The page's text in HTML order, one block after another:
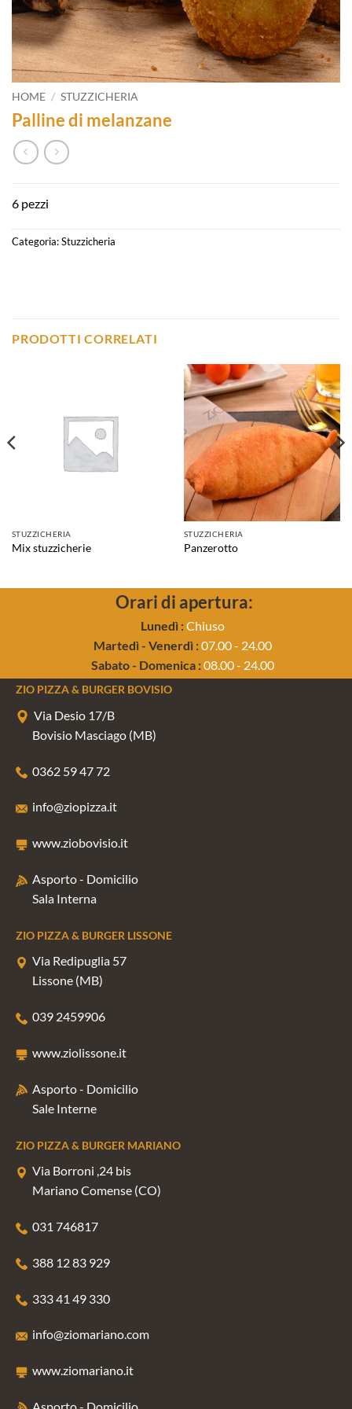
HOME / STUZZICHERIA
Palline di melanzane
6 pezzi
Categoria:Stuzzicheria
PRODOTTI CORRELATI
STUZZICHERIA
Mix stuzzicherie
STUZZICHERIA
Panzerotto
Orari di apertura:
Lunedì :Chiuso
Martedì - Venerdì :07.00 - 24.00
Sabato - Domenica :08.00 - 24.00
ZIO PIZZA & BURGER BOVISIO
Via Desio 17/B
Bovisio Masciago (MB)
0362 59 47 72
info@ziopizza.it
www.ziobovisio.it
Asporto - Domicilio
Sala Interna
ZIO PIZZA & BURGER LISSONE
Via Redipuglia 57
Lissone (MB)
039 2459906
www.ziolissone.it
Asporto - Domicilio
Sale Interne
ZIO PIZZA & BURGER MARIANO
Via Borroni ,24 bis
Mariano Comense (CO)
031 746817
388 12 83 929
333 41 49 330
info@ziomariano.com
www.ziomariano.it